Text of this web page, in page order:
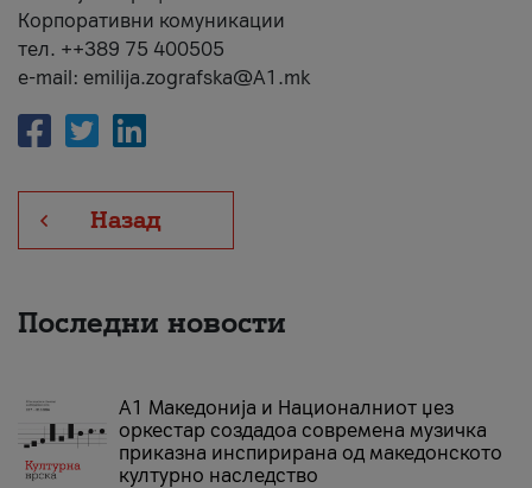
Корпоративни комуникации
тел. ++389 75 400505
e-mail: emilija.zografska@A1.mk
Назад
Последни новости
А1 Македонија и Националниот џез
оркестар создадоа современа музичка
приказна инспирирана од македонското
културно наследство